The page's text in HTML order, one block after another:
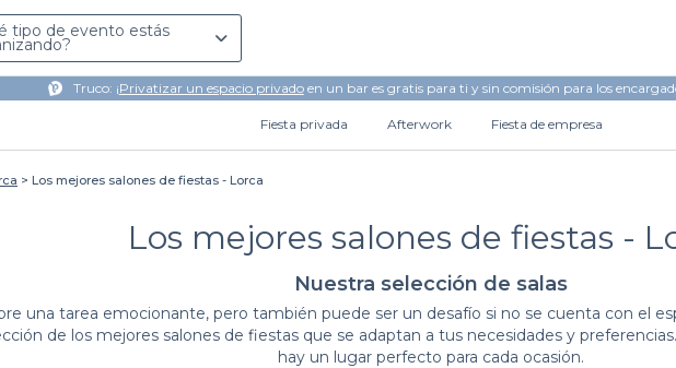
tipo de evento estás
Truco: ¡Privatizar un espacio privadoen un bar es gratis para ti y sin comisión para los
Fiesta privada Afterwork Fiesta de empresa
Los mejores salones de fiestas - Lorca
Los mejores salones de fiestas -
Nuestra selección de salas
una tarea emocionante, pero también puede ser un desafío si no se cuenta con el
de los mejores salones de fiestas que se adaptan a tus necesidades y
hay un lugar perfecto para cada ocasión.